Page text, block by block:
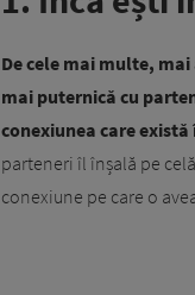
De cele mai multe,
mai puternică cu
conexiunea care există
parteneri îl înșală pe
conexiune pe care o